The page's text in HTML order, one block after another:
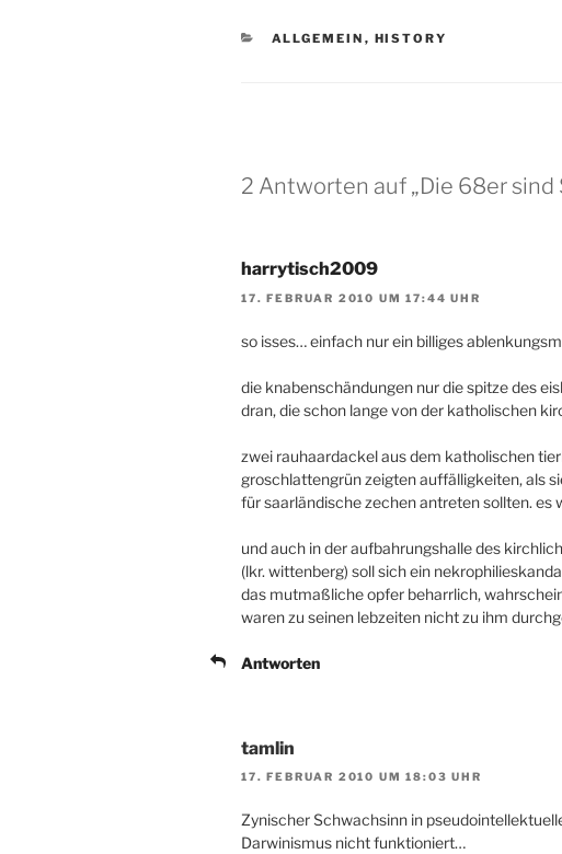
KATEGORIEN
ALLGEMEIN , HISTORY
2 Antworten auf „Die 68er sind
harrytisch2009
17. FEBRUAR 2010 UM 17:44 UHR
so isses… einfach nur ein billiges
die knabenschändungen nur die spitze des
dran, die schon lange von der katholischen
zwei rauhaardackel aus dem katholischen
groschlattengrün zeigten auffälligkeiten, als
für saarländische zechen antreten sollten. es
und auch in der aufbahrungshalle des
(lkr. wittenberg) soll sich ein
das mutmaßliche opfer beharrlich,
waren zu seinen lebzeiten nicht zu ihm
Antworten
tamlin
17. FEBRUAR 2010 UM 18:03 UHR
Zynischer Schwachsinn in
Darwinismus nicht funktioniert…